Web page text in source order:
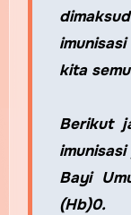
kita
Berikut
Bayi
(Hb)0.